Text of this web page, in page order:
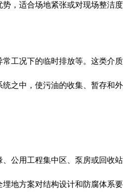
，适合场地紧张或对现场整洁度
工况下的临时排放等。这类介质
之中，使污油的收集、暂存和外
公用工程集中区、泵房或回收站
地方案对结构设计和防腐体系要